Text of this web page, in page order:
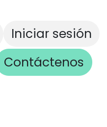
Iniciar sesión
Contáctenos